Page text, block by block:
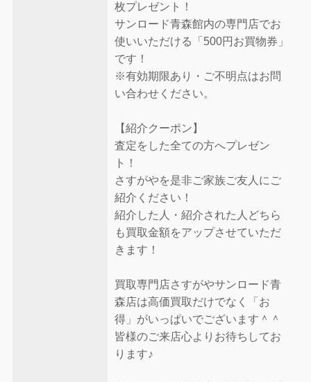
枚プレゼント！
サンロード青森館内の専門店でお
使いいただける「500円お買物券」
です！
※有効期限あり・ご不明点はお問
い合わせください。
【紹介クーポン】
査定をした全ての方へプレゼン
ト！
さすがやを是非ご家族ご友人にご
紹介ください！
紹介した人・紹介された人どちら
も買取金額をアップさせていただ
きます！
買取専門店さすがやサンロード青
森店は高価買取だけでなく「お
得」がいっぱいでございます＾＾
皆様のご来店心よりお待ちしてお
ります♪